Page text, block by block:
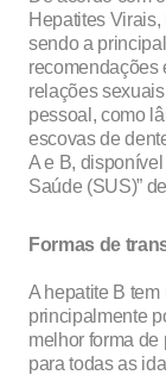
Hepatites
sendo a
recomendações
relações
pessoal, como
escovas de
A e B,
Saúde (SUS)”
Formas de
A hepatite B
principalmente
melhor forma
para todas as